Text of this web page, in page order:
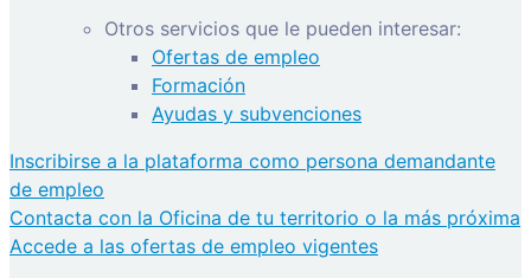
Otros servicios que le pueden interesar:
Ofertas de empleo
Formación
Ayudas y subvenciones
Inscribirse a la plataforma como persona demandante
de empleo
Contacta con la Oficina de tu territorio o la más próxima
Accede a las ofertas de empleo vigentes